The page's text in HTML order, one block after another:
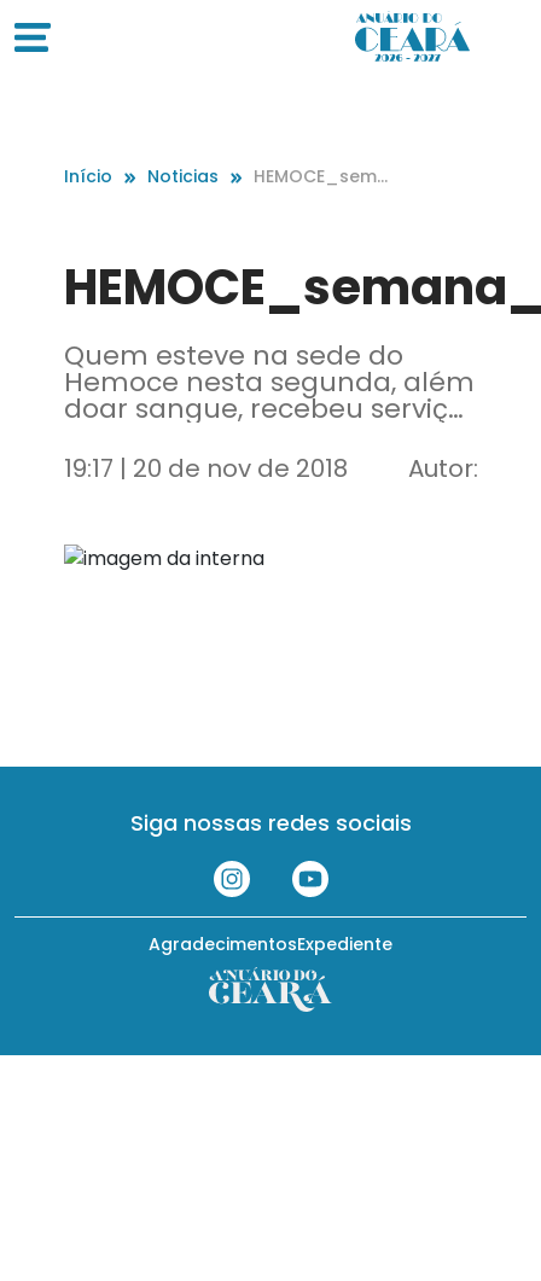
Início Noticias
HEMOCE_sema
Quem esteve na sede do
Hemoce nesta segunda, além
doar sangue, recebeu serviços
de bem-estar e beleza como
corte de cabelo, maquiagem,
barbearia e massagem
19:17 | 20 de nov de 2018 Autor:
Siga nossas redes sociais
Expediente
Agradecimentos